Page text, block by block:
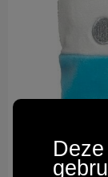
Overig